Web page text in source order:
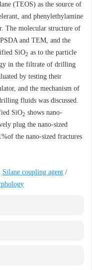
(TEOS) as the source of
and phenylethylamine
The molecular structure of
and TEM, and the
SiO2 as to the particle
in the filtrate of drilling
by testing their
and the mechanism of
fluids was discussed.
SiO2 shows nano-
plug the nano-sized
the nano-sized fractures
Silane coupling agent /